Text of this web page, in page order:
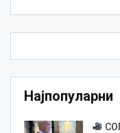
Најпопуларни